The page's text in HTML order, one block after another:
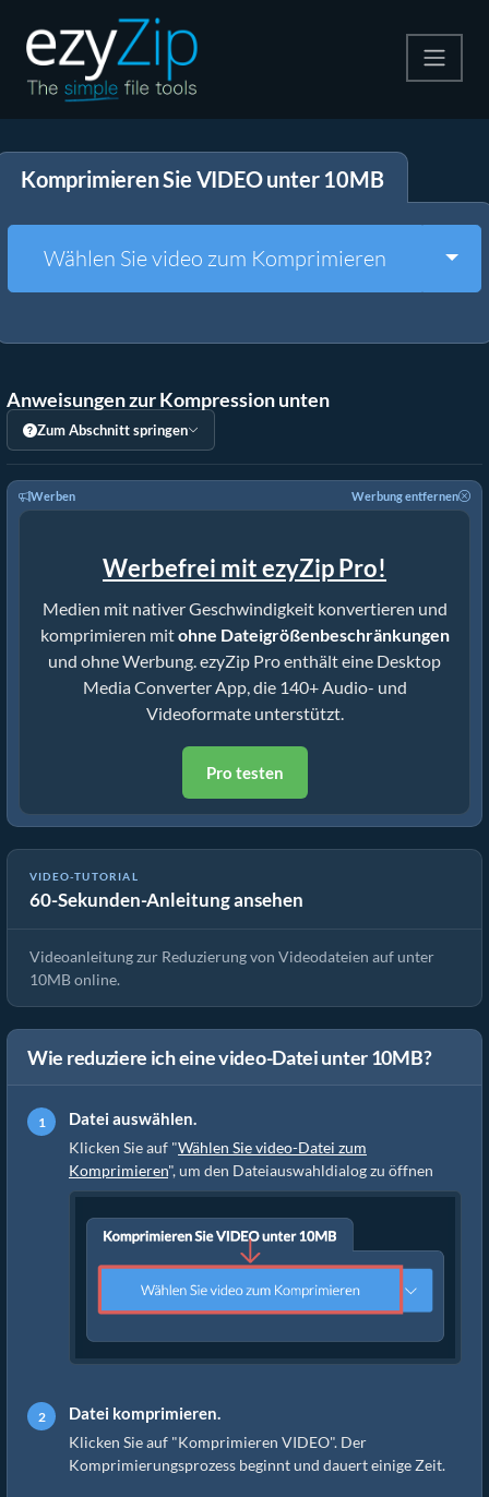
Entpacken
Weitere Tools
Komprimieren Sie VIDEO unter 10MB
Wählen Sie video zum Komprimieren
Anweisungen zur Kompression unten
Zum Abschnitt springen
Werben Werbung entfernen
Werbefrei mit ezyZip Pro!
Medien mit nativer Geschwindigkeit konvertieren und
komprimieren mitohne Dateigrößenbeschränkungen
und ohne Werbung. ezyZip Pro enthält eine Desktop
Media Converter App, die 140+ Audio- und
Videoformate unterstützt.
Pro testen
VIDEO-TUTORIAL
60-Sekunden-Anleitung ansehen
So reduzieren Sie Videodateien auf 10MB (Einfache Anleitung)
Videoanleitung zur Reduzierung von Videodateien auf unter
10MB online.
Wie reduziere ich eine video-Datei unter 10MB?
Datei auswählen.
Klicken Sie auf "Wählen Sie video-Datei zum
Komprimieren", um den Dateiauswahldialog zu öffnen
Datei komprimieren.
Klicken Sie auf "Komprimieren VIDEO". Der
Komprimierungsprozess beginnt und dauert einige Zeit.